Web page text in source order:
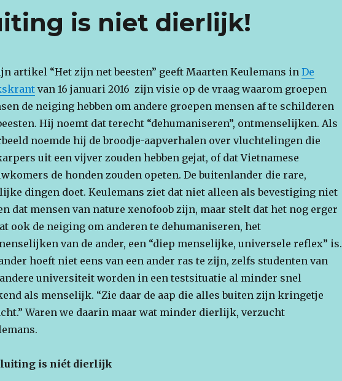
is niet dierlijk!
artikel “Het zijn net beesten” geeft Maarten Keulemans in De
van 16 januari 2016 zijn visie op de vraag waarom groepen
de neiging hebben om andere groepen mensen af te schilderen
Hij noemt dat terecht “dehumaniseren”, ontmenselijken. Als
noemde hij de broodje-aapverhalen over vluchtelingen die
uit een vijver zouden hebben gejat, of dat Vietnamese
de honden zouden opeten. De buitenlander die rare,
dingen doet. Keulemans ziet dat niet alleen als bevestiging niet
dat mensen van nature xenofoob zijn, maar stelt dat het nog erger
ook de neiging om anderen te dehumaniseren, het
van de ander, een “diep menselijke, universele reflex” is.
hoeft niet eens van een ander ras te zijn, zelfs studenten van
universiteit worden in een testsituatie al minder snel
als menselijk. “Zie daar de aap die alles buiten zijn kringetje
Waren we daarin maar wat minder dierlijk, verzucht
is niét dierlijk